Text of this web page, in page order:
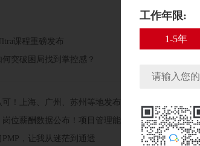
工作年限:
1-5年
课程重磅发布
突破困局找到掌控感？
可！上海、广州、苏州等地发布政策：持证可享落户
岗位薪酬数据公布！项目管理能力或成高薪关键？
，让我从迷茫到通透